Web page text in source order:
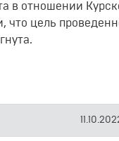
в отношении
что цель